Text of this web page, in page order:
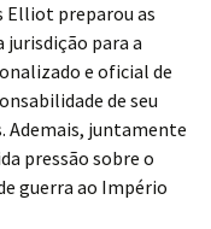
Elliot preparou as
jurisdição para a
e oficial de
de seu
Ademais, juntamente
pressão sobre o
guerra ao Império